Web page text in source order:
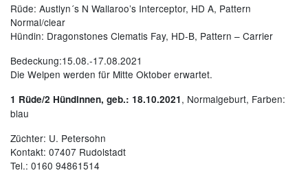
Rüde: Austlyn´s N Wallaroo’s Interceptor, HD A, Pattern
Normal/clear
Hündin: Dragonstones Clematis Fay, HD-B, Pattern – Carrier
Bedeckung:15.08.-17.08.2021
Die Welpen werden für Mitte Oktober erwartet.
1 Rüde/2 Hündinnen, geb.: 18.10.2021, Normalgeburt, Farben:
blau
Züchter: U. Petersohn
Kontakt: 07407 Rudolstadt
Tel.: 0160 94861514